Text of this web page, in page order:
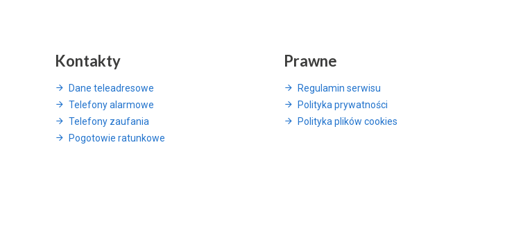
Kontakty
Dane teleadresowe
Telefony alarmowe
Telefony zaufania
Pogotowie ratunkowe
Prawne
Regulamin serwisu
Polityka prywatności
Polityka plików cookies